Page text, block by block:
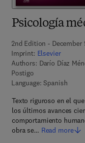
Psicología
2nd Edition - December
Imprint: Elsevier
Authors: Darío Díaz
Postigo
Language: Spanish
Texto riguroso en el
los últimos avances
comportamiento
obra se… Read more